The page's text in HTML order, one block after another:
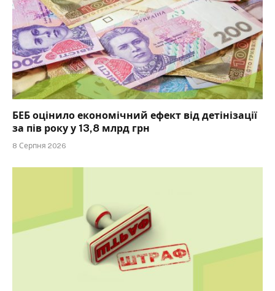
БЕБ оцінило економічний ефект від детінізації
за пів року у 13,8 млрд грн
8 Серпня 2026